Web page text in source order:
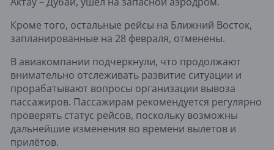
Кроме того, остальные рейсы на Ближний Восток,
запланированные на 28 февраля, отменены.
В авиакомпании подчеркнули, что продолжают
внимательно отслеживать развитие ситуации и
прорабатывают вопросы организации вывоза
пассажиров. Пассажирам рекомендуется регулярно
проверять статус рейсов, поскольку возможны
дальнейшие изменения во времени вылетов и
прилётов.